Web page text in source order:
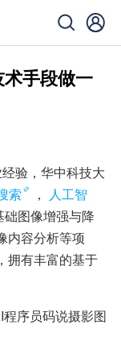
手段做一
验，华中科技大
索 ， 人工智
图像增强与降
内容分析等项
拥有丰富的基于
序员码说摄影图